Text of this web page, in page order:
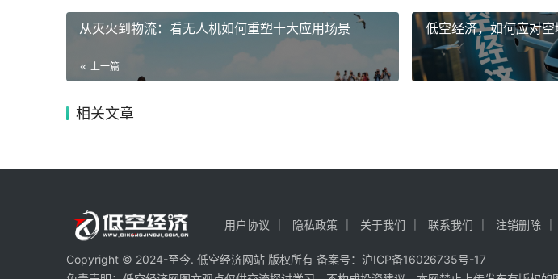
从灭火到物流：看无人机如何重塑十大应用场景
上一篇
低空经济，如何应对
相关文章
用户协议 隐私政策 关于我们 联系我们 注销删除
Copyright © 2024-至今. 低空经济网站 版权所有 备案号： 沪ICP备16026735号-17